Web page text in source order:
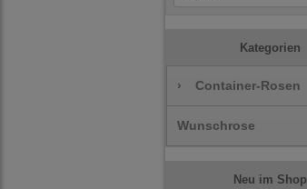
Kategorien
› Container-Rosen
Wunschrose
Neu im Shop